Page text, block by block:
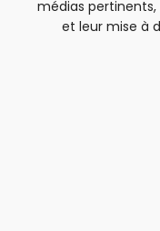
médias pertinents,
et leur mise à